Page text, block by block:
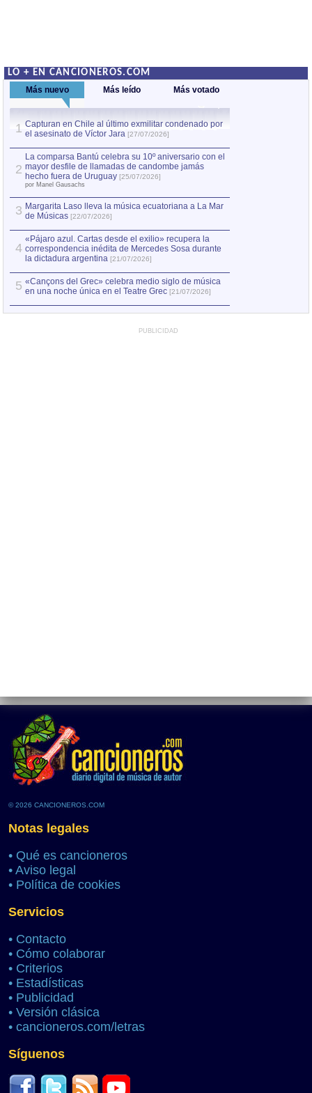
LO + EN CANCIONEROS.COM
Más nuevo Más leído Más votado
1 Capturan en Chile al último exmilitar condenado por
el asesinato de Víctor Jara [27/07/2026]
2
La comparsa Bantú celebra su 10º aniversario con el
mayor desfile de llamadas de candombe jamás
hecho fuera de Uruguay [25/07/2026]
por Manel Gausachs
3 Margarita Laso lleva la música ecuatoriana a La Mar
de Músicas [22/07/2026]
4
«Pájaro azul. Cartas desde el exilio» recupera la
correspondencia inédita de Mercedes Sosa durante
la dictadura argentina [21/07/2026]
5 «Cançons del Grec» celebra medio siglo de música
en una noche única en el Teatre Grec [21/07/2026]
PUBLICIDAD
© 2026 CANCIONEROS.COM
Notas legales
• Qué es cancioneros
• Aviso legal
• Política de cookies
Servicios
• Contacto
• Cómo colaborar
• Criterios
• Estadísticas
• Publicidad
• Versión clásica
• cancioneros.com/letras
Síguenos